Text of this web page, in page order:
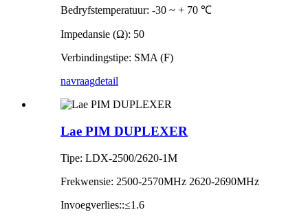
Bedryfstemperatuur: -30 ~ + 70 ℃
Impedansie (Ω): 50
Verbindingstipe: SMA (F)
navraagdetail
Lae PIM DUPLEXER
Tipe: LDX-2500/2620-1M
Frekwensie: 2500-2570MHz 2620-2690MHz
Invoegverlies::≤1.6